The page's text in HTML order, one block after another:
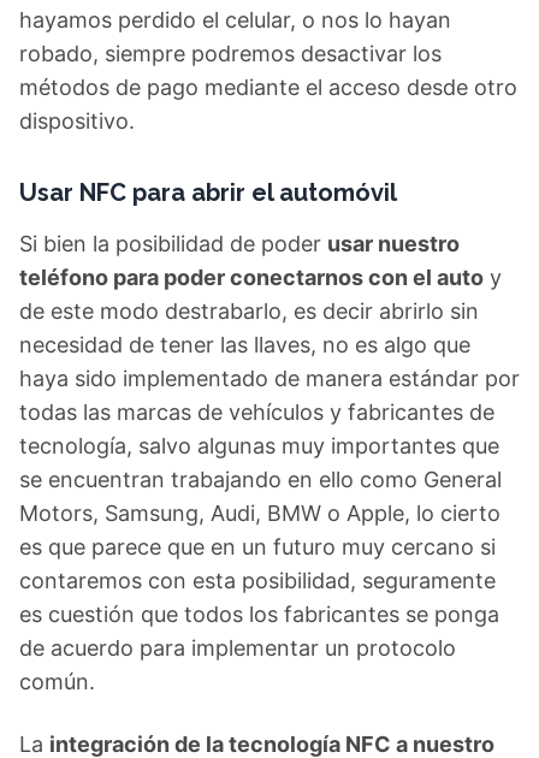
hayamos perdido el celular, o nos lo hayan
robado, siempre podremos desactivar los
métodos de pago mediante el acceso desde otro
dispositivo.
Usar NFC para abrir el automóvil
Si bien la posibilidad de poder usar nuestro
teléfono para poder conectarnos con el auto y
de este modo destrabarlo, es decir abrirlo sin
necesidad de tener las llaves, no es algo que
haya sido implementado de manera estándar por
todas las marcas de vehículos y fabricantes de
tecnología, salvo algunas muy importantes que
se encuentran trabajando en ello como General
Motors, Samsung, Audi, BMW o Apple, lo cierto
es que parece que en un futuro muy cercano si
contaremos con esta posibilidad, seguramente
es cuestión que todos los fabricantes se ponga
de acuerdo para implementar un protocolo
común.
La integración de la tecnología NFC a nuestro